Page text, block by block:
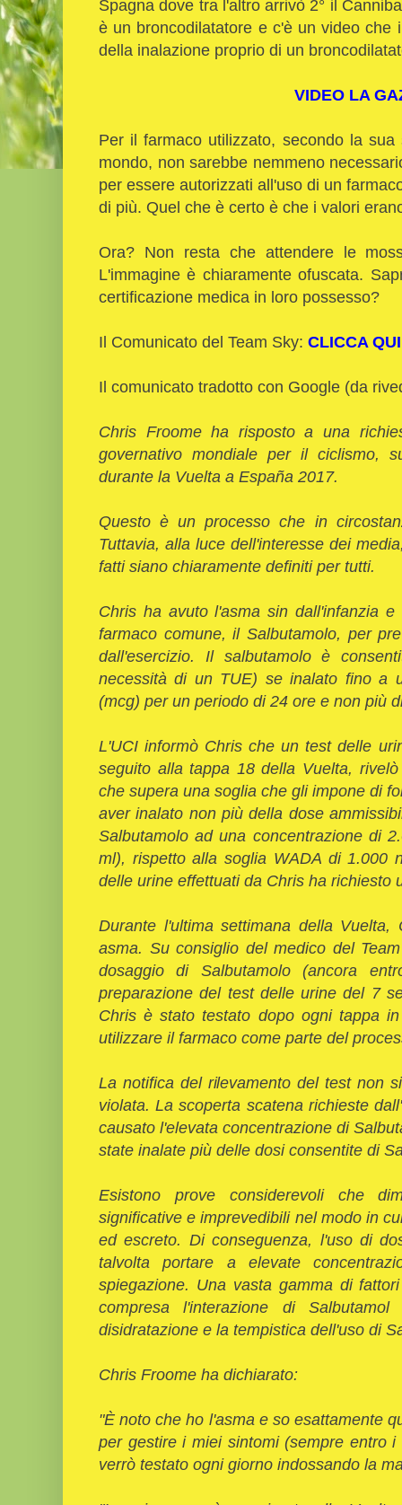
Spagna dove tra l'altro arrivò 2° il
è un broncodilatatore e c'è un video
della inalazione proprio di un
VIDEO LA
Per il farmaco utilizzato, secondo la
mondo, non sarebbe nemmeno
per essere autorizzati all'uso di un
di più. Quel che è certo è che i valori
Ora? Non resta che attendere le
L'immagine è chiaramente ofuscata.
certificazione medica in loro possesso?
Il Comunicato del Team Sky: CLICCA QUI
Il comunicato tradotto con Google (da
Chris Froome ha risposto a una
governativo mondiale per il ciclismo,
durante la Vuelta a España 2017.
Questo è un processo che in
Tuttavia, alla luce dell'interesse dei
fatti siano chiaramente definiti per tutti.
Chris ha avuto l'asma sin dall'infanzia
farmaco comune, il Salbutamolo, per
dall'esercizio. Il salbutamolo è
necessità di un TUE) se inalato fino a
(mcg) per un periodo di 24 ore e non più
L'UCI informò Chris che un test delle
seguito alla tappa 18 della Vuelta,
che supera una soglia che gli impone di
aver inalato non più della dose
Salbutamolo ad una concentrazione di
ml), rispetto alla soglia WADA di 1.000
delle urine effettuati da Chris ha richiesto
Durante l'ultima settimana della
asma. Su consiglio del medico del
dosaggio di Salbutamolo (ancora
preparazione del test delle urine del 7
Chris è stato testato dopo ogni tappa
utilizzare il farmaco come parte del
La notifica del rilevamento del test non
violata. La scoperta scatena richieste
causato l'elevata concentrazione di
state inalate più delle dosi consentite di
Esistono prove considerevoli che
significative e imprevedibili nel modo in
ed escreto. Di conseguenza, l'uso di
talvolta portare a elevate
spiegazione. Una vasta gamma di
compresa l'interazione di
disidratazione e la tempistica dell'uso di
Chris Froome ha dichiarato:
"È noto che ho l'asma e so esattamente
per gestire i miei sintomi (sempre entro
verrò testato ogni giorno indossando la